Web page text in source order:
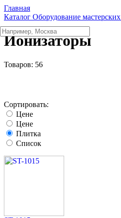
Главная
Каталог Оборудование мастерских
Ионизаторы
Товаров: 56
Сортировать:
Цене
Цене
Плитка
Список